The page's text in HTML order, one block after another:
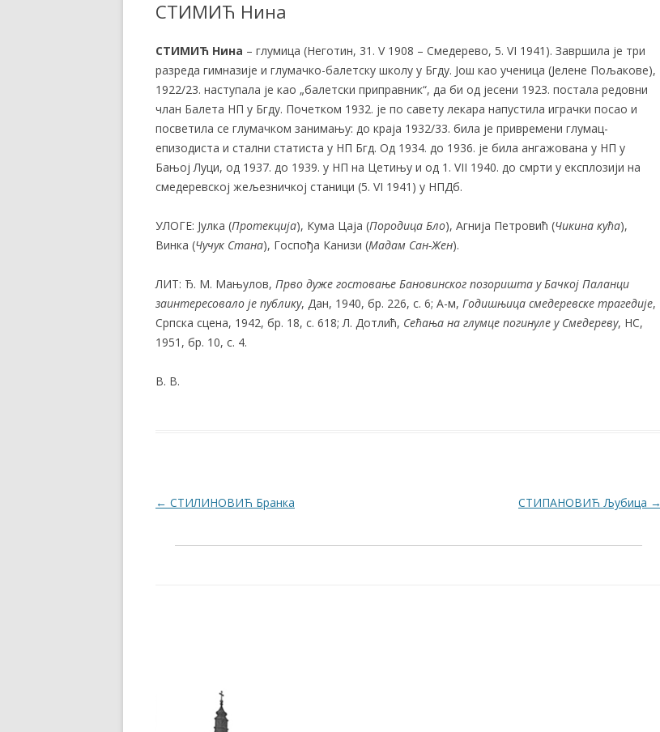
СТИМИЋ Нина
СТИМИЋ Нина – глумица (Неготин, 31. V 1908 – Смедерево, 5. VI 1941). Завршила је три
разреда гимназије и глумачко-балетску школу у Бгду. Још као ученица (Јелене Пољакове),
1922/23. наступала је као „балетски приправник“, да би од јесени 1923. постала редовни
члан Балета НП у Бгду. Почетком 1932. је по савету лекара напустила играчки посао и
посветила се глумачком занимању: до краја 1932/33. била је привремени глумац-
епизодиста и стални статиста у НП Бгд. Од 1934. до 1936. је била ангажована у НП у
Бањој Луци, од 1937. до 1939. у НП на Цетињу и од 1. VII 1940. до смрти у експлозији на
смедеревској жељезничкој станици (5. VI 1941) у НПДб.
УЛОГЕ: Јулка (Протекција), Кума Цаја (Породица Бло), Агнија Петровић (Чикина кућа),
Винка (Чучук Стана), Госпођа Канизи (Мадам Сан-Жен).
ЛИТ: Ђ. М. Мањулов, Прво дуже гостовање Бановинског позоришта у Бачкој Паланци
заинтересовало је публику, Дан, 1940, бр. 226, с. 6; А-м, Годишњица смедеревске трагедије,
Српска сцена, 1942, бр. 18, с. 618; Л. Дотлић, Сећања на глумце погинуле у Смедереву, НС,
1951, бр. 10, с. 4.
В. В.
Post navigation
← СТИЛИНОВИЋ Бранка СТИПАНОВИЋ Љубица →